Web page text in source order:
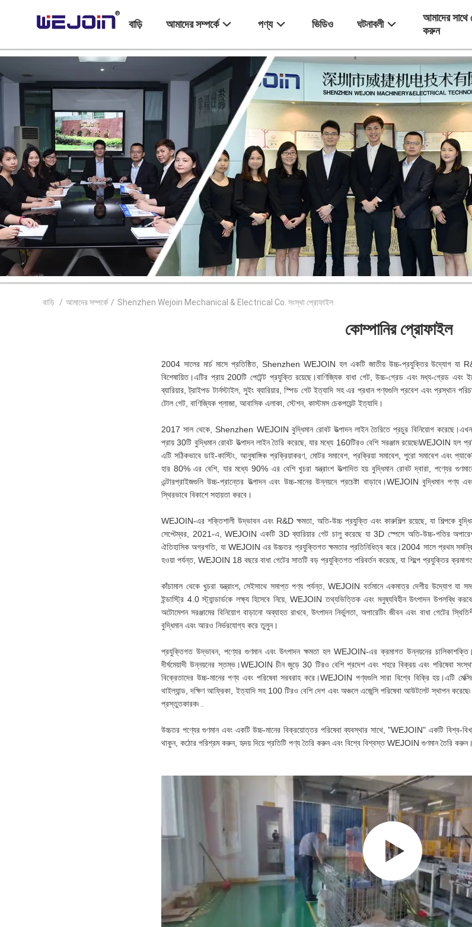
বাড়ি আমাদের সম্পর্কে পণ্য ভিডিও ঘটনাবলী
আমাদের সাথে
করুন
বাড়ি / আমাদের সম্পর্কে / Shenzhen Wejoin Mechanical & Electrical Co. সংস্থা প্রোফাইল
কোম্পানির প্রোফাইল
2004 সালের মার্চ মাসে প্রতিষ্ঠিত, Shenzhen WEJOIN হল একটি জাতীয় উচ্চ-প্রযুক্তির উদ্যোগ যা
বিশেষায়িত।এটির প্রায় 200টি পেটেন্ট প্রযুক্তি রয়েছে।বাণিজ্যিক বাধা গেট, উচ্চ-গ্রেড এবং মধ্য-গ্রেড এবং
ব্যারিয়ার, ট্রাইপড টার্নস্টাইল, সুইং ব্যারিয়ার, স্পিড গেট ইত্যাদি সহ এর প্রধান পণ্যগুলি প্রবেশ এবং প্রস্থান
টোল গেট, বাণিজ্যিক প্লাজা, আবাসিক এলাকা, স্টেশন, কাস্টমস চেকপয়েন্ট ইত্যাদি।
2017 সাল থেকে, Shenzhen WEJOIN বুদ্ধিমান রোবট উত্পাদন লাইন তৈরিতে প্রচুর বিনিয়োগ করেছে।এখন
প্রায় 30টি বুদ্ধিমান রোবট উত্পাদন লাইন তৈরি করেছে, যার মধ্যে 160টিরও বেশি সরঞ্জাম রয়েছে৷WEJOIN হল
এটি সঠিকভাবে ডাই-কাস্টিং, আনুষাঙ্গিক প্রক্রিয়াকরণ, মোটর সমাবেশ, প্রক্রিয়া সমাবেশ, পুরো সমাবেশ এবং
হার 80% এর বেশি, যার মধ্যে 90% এর বেশি খুচরা যন্ত্রাংশ উত্পাদিত হয় বুদ্ধিমান রোবট দ্বারা, পণ্যের
এন্টারপ্রাইজগুলি উচ্চ-প্রান্তের উত্পাদন এবং উচ্চ-মানের উন্নয়নে প্রচেষ্টা বাড়াবে।WEJOIN বুদ্ধিমান পণ্য
স্থিরভাবে বিকাশে সহায়তা করবে।
WEJOIN-এর শক্তিশালী উদ্ভাবন এবং R&D ক্ষমতা, অতি-উচ্চ প্রযুক্তি এবং কারুশিল্প রয়েছে, যা শিল্পকে
সেপ্টেম্বর, 2021-এ, WEJOIN একটি 3D ব্যারিয়ার গেট চালু করেছে যা 3D স্পেসে অতি-উচ্চ-গতির
ঐতিহাসিক অগ্রগতি, যা WEJOIN এর উচ্চতর প্রযুক্তিগত ক্ষমতার প্রতিনিধিত্ব করে।2004 সালে প্রথম
হওয়া পর্যন্ত, WEJOIN 18 বছরে বাধা গেটের সাতটি বড় প্রযুক্তিগত পরিবর্তন করেছে, যা শিল্পে প্রযুক্তির
কাঁচামাল থেকে খুচরা যন্ত্রাংশ, সেইসাথে সমাপ্ত পণ্য পর্যন্ত, WEJOIN বর্তমানে একমাত্র দেশীয় উদ্যোগ যা
ইন্ডাস্ট্রি 4.0 স্ট্যান্ডার্ডকে লক্ষ্য হিসেবে নিয়ে, WEJOIN তথ্যভিত্তিক এবং মনুষ্যবিহীন উৎপাদন উপলব্ধি
অটোমেশন সরঞ্জামের বিনিয়োগ বাড়ানো অব্যাহত রাখবে, উৎপাদন নির্ভুলতা, অপারেটিং জীবন এবং বাধা গেটের
বুদ্ধিমান এবং আরও নির্ভরযোগ্য করে তুলুন।
প্রযুক্তিগত উদ্ভাবন, পণ্যের গুণমান এবং উৎপাদন ক্ষমতা হল WEJOIN-এর ক্রমাগত উন্নয়নের
দীর্ঘমেয়াদী উন্নয়নের স্তম্ভ।WEJOIN চীন জুড়ে 30 টিরও বেশি প্রদেশ এবং শহরে বিক্রয় এবং পরিষেবা
বিক্রেতাদের উচ্চ-মানের পণ্য এবং পরিষেবা সরবরাহ করে।WEJOIN পণ্যগুলি সারা বিশ্বে বিক্রি হয়।এটি
থাইল্যান্ড, দক্ষিণ আফ্রিকা, ইত্যাদি সহ 100 টিরও বেশি দেশ এবং অঞ্চলে এজেন্সি পরিষেবা আউটলেট স্থাপন
প্রস্তুতকারক৷ .
উচ্চতর পণ্যের গুণমান এবং একটি উচ্চ-মানের বিক্রয়োত্তর পরিষেবা ব্যবস্থার সাথে, "WEJOIN" একটি বিশ্ব-
থাকুন, কঠোর পরিশ্রম করুন, হৃদয় দিয়ে প্রতিটি পণ্য তৈরি করুন এবং বিশ্বে বিশ্বস্ত WEJOIN গুণমান তৈরি করুন।